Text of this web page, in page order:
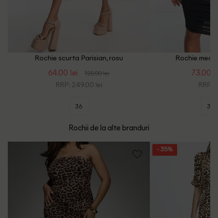
Rochie scurta Parisian, rosu
64.00 lei 128.00 lei
RRP: 249.00 lei
36
Rochie
73.00
RRP:
34
Rochii de la alte branduri
- 35%